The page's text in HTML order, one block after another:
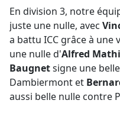
En division 3, notre
juste une nulle, avec
a battu ICC grâce à une
une nulle d'Alfred
Baugnetsigne une
Dambiermont et
aussi belle nulle contre